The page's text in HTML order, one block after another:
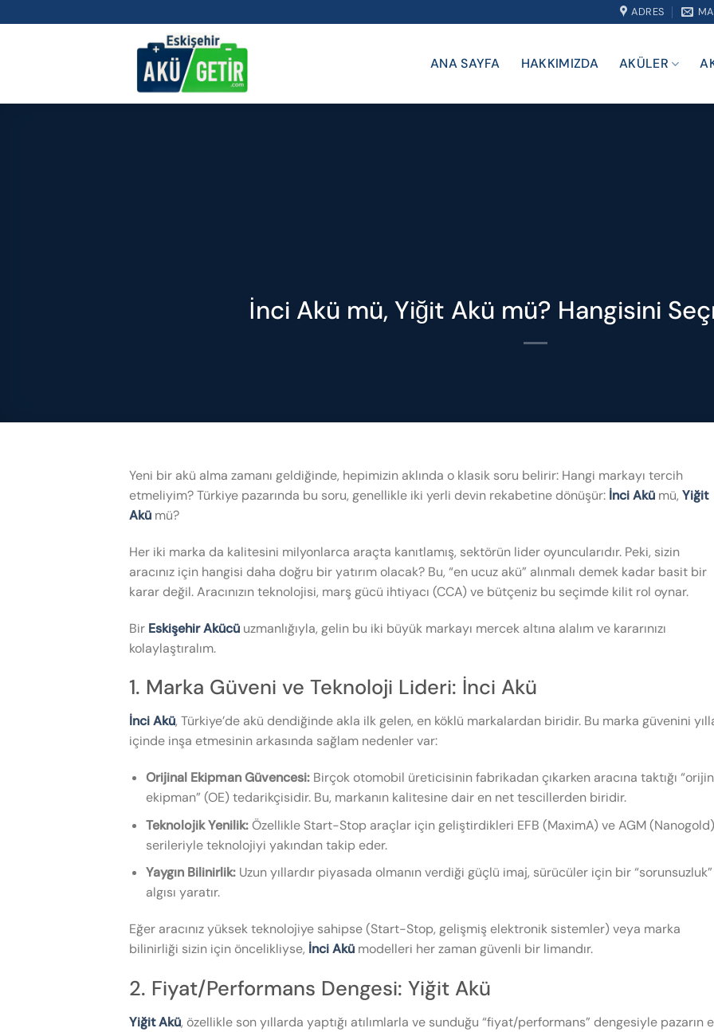
atla
ADRES
ANA SAYFA HAKKIMIZDA AKÜLER
İnci Akü mü, Yiğit Akü mü? Hangisini
Yeni bir akü alma zamanı geldiğinde, hepimizin aklında o klasik soru belirir: Hangi markayı tercih
etmeliyim? Türkiye pazarında bu soru, genellikle iki yerli devin rekabetine dönüşür: İnci Akü mü, Yiğit
Akü mü?
Her iki marka da kalitesini milyonlarca araçta kanıtlamış, sektörün lider oyuncularıdır. Peki, sizin
aracınız için hangisi daha doğru bir yatırım olacak? Bu, “en ucuz akü” alınmalı demek kadar basit bir
karar değil. Aracınızın teknolojisi, marş gücü ihtiyacı (CCA) ve bütçeniz bu seçimde kilit rol oynar.
Bir Eskişehir Akücü uzmanlığıyla, gelin bu iki büyük markayı mercek altına alalım ve kararınızı
kolaylaştıralım.
1. Marka Güveni ve Teknoloji Lideri: İnci Akü
İnci Akü, Türkiye’de akü dendiğinde akla ilk gelen, en köklü markalardan biridir. Bu marka güvenini
içinde inşa etmesinin arkasında sağlam nedenler var:
Orijinal Ekipman Güvencesi:Birçok otomobil üreticisinin fabrikadan çıkarken aracına taktığı
ekipman” (OE) tedarikçisidir. Bu, markanın kalitesine dair en net tescillerden biridir.
Teknolojik Yenilik:Özellikle Start-Stop araçlar için geliştirdikleri EFB (MaximA) ve AGM (Nanogold)
serileriyle teknolojiyi yakından takip eder.
Yaygın Bilinirlik:Uzun yıllardır piyasada olmanın verdiği güçlü imaj, sürücüler için bir “sorunsuzluk”
algısı yaratır.
Eğer aracınız yüksek teknolojiye sahipse (Start-Stop, gelişmiş elektronik sistemler) veya marka
bilinirliği sizin için öncelikliyse, İnci Akü modelleri her zaman güvenli bir limandır.
2. Fiyat/Performans Dengesi: Yiğit Akü
Yiğit Akü, özellikle son yıllarda yaptığı atılımlarla ve sunduğu “fiyat/performans” dengesiyle pazarın